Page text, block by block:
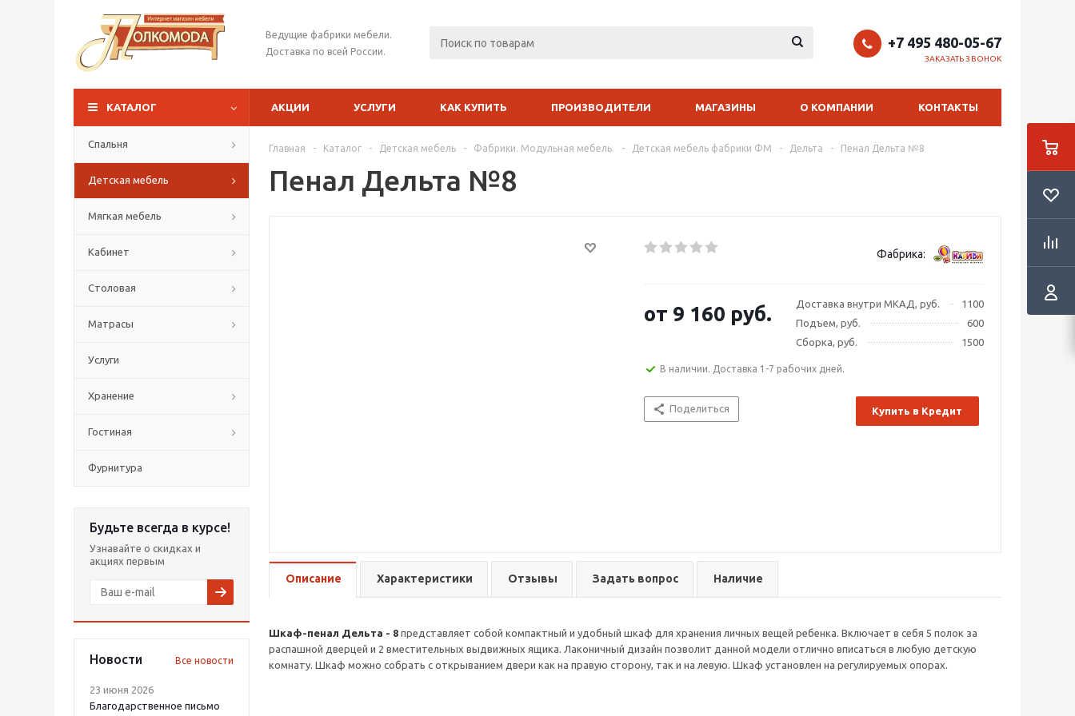
Ведущие фабрики мебели.
Доставка по всей России.
+7 495 480-05-67
ЗАКАЗАТЬ ЗВОНОК
КАТАЛОГ АКЦИИ УСЛУГИ КАК КУПИТЬ ПРОИЗВОДИТЕЛИ МАГАЗИНЫ О КОМПАНИИ КОНТАКТЫ
Спальня
Детская мебель
Мягкая мебель
Кабинет
Столовая
Матрасы
Услуги
Хранение
Гостиная
Фурнитура
Будьте всегда в курсе!
Узнавайте о скидках и
акциях первым
Новости Все новости
23 июня 2026
Благодарственное письмо
Главная - Каталог - Детская мебель - Фабрики. Модульная мебель. - Детская мебель фабрики ФМ - Дельта - Пенал Дельта №8
Пенал Дельта №8
Фабрика:
Доставка внутри МКАД, руб.
1100
Подъем, руб.
600
Сборка, руб.
1500
от 9 160 руб.
В наличии. Доставка 1-7 рабочих дней.
Поделиться Купить в Кредит
Описание Характеристики Отзывы Задать вопрос Наличие
Шкаф-пенал Дельта - 8 представляет собой компактный и удобный шкаф для хранения личных вещей ребенка. Включает в себя 5 полок за
распашной дверцей и 2 вместительных выдвижных ящика. Лаконичный дизайн позволит данной модели отлично вписаться в любую детскую
комнату. Шкаф можно собрать с открыванием двери как на правую сторону, так и на левую. Шкаф установлен на регулируемых опорах.